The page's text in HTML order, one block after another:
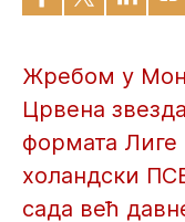
Жребом у
Црвена
формата
холандски
сада већ